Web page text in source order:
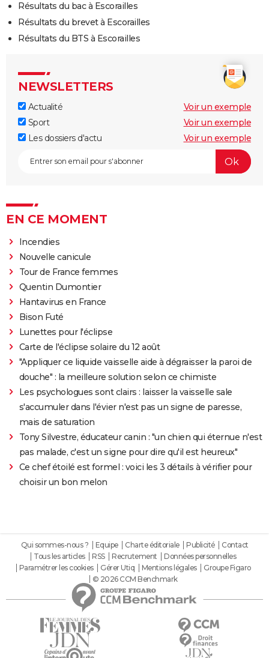
Résultats du bac à Escorailles
Résultats du brevet à Escorailles
Résultats du BTS à Escorailles
NEWSLETTERS
Actualité
Voir un exemple
Sport
Voir un exemple
Les dossiers d'actu
Voir un exemple
EN CE MOMENT
Incendies
Nouvelle canicule
Tour de France femmes
Quentin Dumontier
Hantavirus en France
Bison Futé
Lunettes pour l'éclipse
Carte de l'éclipse solaire du 12 août
"Appliquer ce liquide vaisselle aide à dégraisser la paroi de
douche" : la meilleure solution selon ce chimiste
Les psychologues sont clairs : laisser la vaisselle sale
s'accumuler dans l'évier n'est pas un signe de paresse,
mais de saturation
Tony Silvestre, éducateur canin : "un chien qui éternue n'est
pas malade, c'est un signe pour dire qu'il est heureux"
Ce chef étoilé est formel : voici les 3 détails à vérifier pour
choisir un bon melon
Qui sommes-nous ? Equipe Charte éditoriale Publicité
Contact
Tous les articles
RSS Recrutement
Données personnelles
Paramétrer les cookies
Gérer Utiq Mentions légales
Groupe Figaro
© 2026 CCM Benchmark